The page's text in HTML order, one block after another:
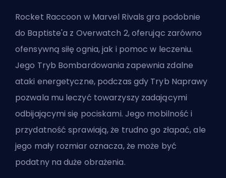
Rocket Raccoon w Marvel Rivals gra podobnie
do Baptiste'a z Overwatch 2, oferując zarówno
ofensywną siłę ognia, jak i pomoc w leczeniu.
Jego Tryb Bombardowania zapewnia zdalne
ataki energetyczne, podczas gdy Tryb Naprawy
pozwala mu leczyć towarzyszy zadającymi
odbijającymi się pociskami. Jego mobilność i
przydatność sprawiają, że trudno go złapać, ale
jego mały rozmiar oznacza, że może być
podatny na duże obrażenia.